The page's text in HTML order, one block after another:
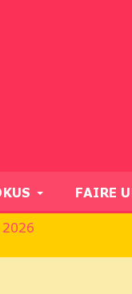
FAIRE